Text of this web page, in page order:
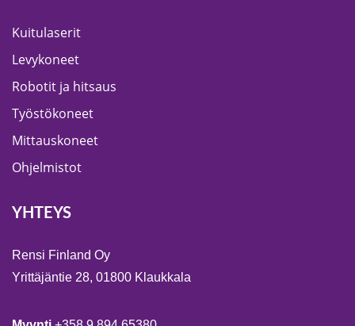
Kuitulaserit
Levykoneet
Robotit ja hitsaus
Työstökoneet
Mittauskoneet
Ohjelmistot
YHTEYS
Rensi Finland Oy
Yrittäjäntie 28, 01800 Klaukkala